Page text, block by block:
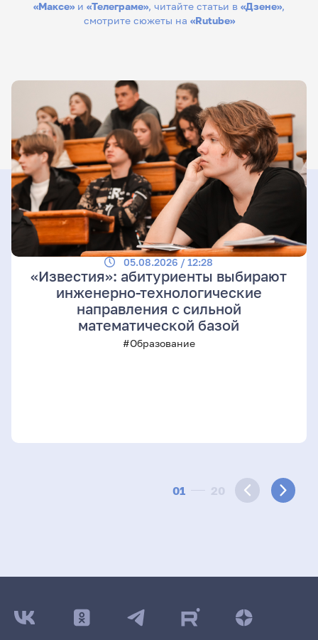
«Максе» и «Телеграме», читайте статьи в «Дзене»,
смотрите сюжеты на «Rutube»
01 20
05.08.2026 / 12:28
«Известия»: абитуриенты выбирают
инженерно-технологические
направления с сильной
математической базой
#Образование